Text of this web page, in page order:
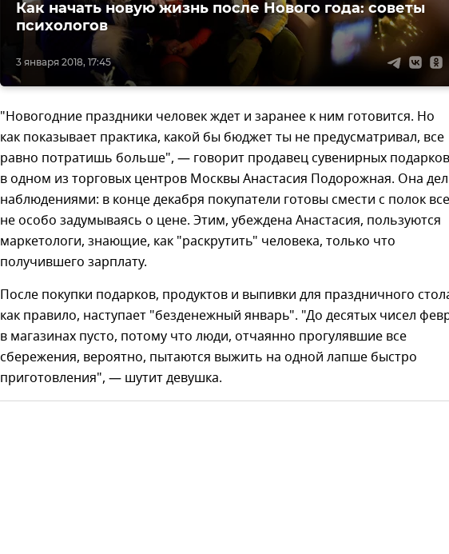
3 января 2018, 17:45
Как начать новую жизнь после Нового года: советы
психологов
"Новогодние праздники человек ждет и заранее к ним готовится. Но
как показывает практика, какой бы бюджет ты не предусматривал, все
равно потратишь больше", — говорит продавец сувенирных подарков
в одном из торговых центров Москвы Анастасия Подорожная. Она
наблюдениями: в конце декабря покупатели готовы смести с полок
не особо задумываясь о цене. Этим, убеждена Анастасия, пользуются
маркетологи, знающие, как "раскрутить" человека, только что
получившего зарплату.
После покупки подарков, продуктов и выпивки для праздничного
как правило, наступает "безденежный январь". "До десятых чисел
в магазинах пусто, потому что люди, отчаянно прогулявшие все
сбережения, вероятно, пытаются выжить на одной лапше быстро
приготовления", — шутит девушка.